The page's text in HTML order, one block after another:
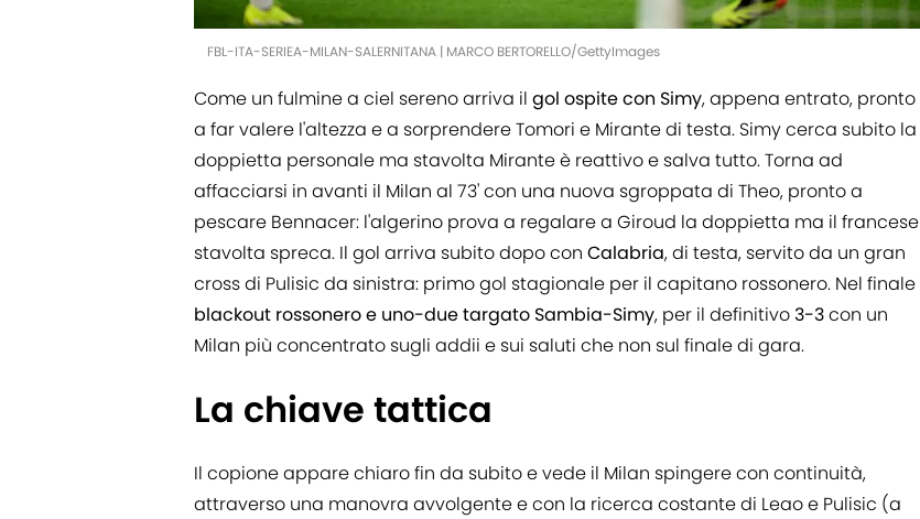
FBL-ITA-SERIEA-MILAN-SALERNITANA | MARCO BERTORELLO/GettyImages
Come un fulmine a ciel sereno arriva il gol ospite con Simy, appena entrato, pronto
a far valere l'altezza e a sorprendere Tomori e Mirante di testa. Simy cerca subito la
doppietta personale ma stavolta Mirante è reattivo e salva tutto. Torna ad
affacciarsi in avanti il Milan al 73' con una nuova sgroppata di Theo, pronto a
pescare Bennacer: l'algerino prova a regalare a Giroud la doppietta ma il francese
stavolta spreca. Il gol arriva subito dopo con Calabria, di testa, servito da un gran
cross di Pulisic da sinistra: primo gol stagionale per il capitano rossonero. Nel finale
blackout rossonero e uno-due targato Sambia-Simy, per il definitivo 3-3con un
Milan più concentrato sugli addii e sui saluti che non sul finale di gara.
La chiave tattica
Il copione appare chiaro fin da subito e vede il Milan spingere con continuità,
attraverso una manovra avvolgente e con la ricerca costante di Leao e Pulisic (a